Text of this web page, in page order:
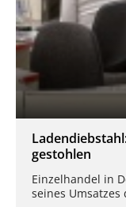
gestohlen
Einzelhandel in
seines